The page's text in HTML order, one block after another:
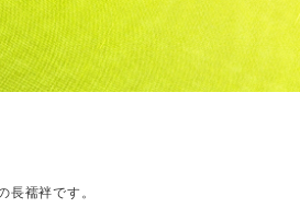
長襦袢です。